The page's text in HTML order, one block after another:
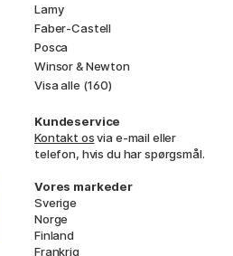
Lamy
Faber-Castell
Posca
Winsor & Newton
Visa alle (160)
Kundeservice
Kontakt osvia e-mail eller
telefon, hvis du har spørgsmål.
Vores markeder
Sverige
Norge
Finland
Frankrig